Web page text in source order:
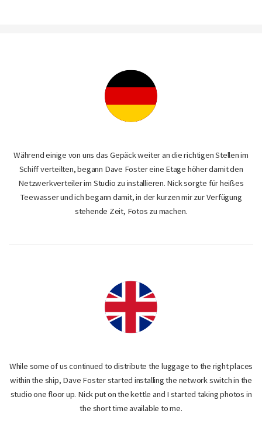
Während einige von uns das Gepäck weiter an die richtigen Stellen im
Schiff verteilten, begann Dave Foster eine Etage höher damit den
Netzwerkverteiler im Studio zu installieren. Nick sorgte für heißes
Teewasser und ich begann damit, in der kurzen mir zur Verfügung
stehende Zeit, Fotos zu machen.
While some of us continued to distribute the luggage to the right places
within the ship, Dave Foster started installing the network switch in the
studio one floor up. Nick put on the kettle and I started taking photos in
the short time available to me.